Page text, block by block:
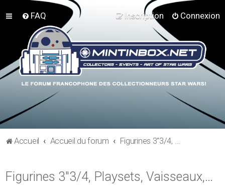
FAQ Connexion
Inscription
Accueil Accueil du forum Figurines 3"3/4, Playsets, Vaisseaux,…
Figurines 3"3/4, Playsets, Vaisseaux,…